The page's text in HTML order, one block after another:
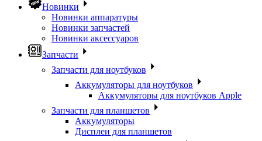
Новинки
Новинки аппаратуры
Новинки запчастей
Новинки аксессуаров
Запчасти
Запчасти для ноутбуков
Аккумуляторы для ноутбуков
Аккумуляторы для ноутбуков Apple
Запчасти для планшетов
Аккумуляторы
Дисплеи для планшетов